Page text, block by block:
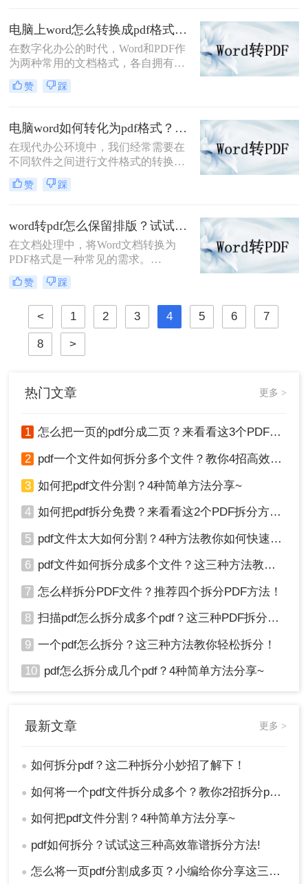
防止他人修改你的文件。那么，你可
能会问，电脑word怎么转化成pdf呢？
在本篇文章中，我将向您分享一些简
单而又实用的方法。
电脑上word怎么转换成pdf格式？教你三个转换方法！
在数字化办公的时代，Word和PDF作
为两种常用的文档格式，各自拥有其
独特的优势和应用场景。Word文档便
于编辑和修改，而PDF格式则更侧重
此，我们经常需要将Word文档转换为
PDF格式，以便在分享、打印或存档
时保持文档的原始布局和格式。本文
将详细介绍电脑上word怎么转换成pdf
格式，帮助您更好地应对各种办公需
求。
赞 踩
电脑word如何转化为pdf格式？分享三种文件格式转换方法！
在现代办公环境中，我们经常需要在
不同软件之间进行文件格式的转换。
其中，将Word文档转换为PDF格式是
一种常见的需求。PDF（Portable
跨设备的兼容性以及不易被篡改的特
性，成为了许多场合下的首选格式。
下面，我们将详细介绍电脑word如何
转化为pdf格式。
赞 踩
word转pdf怎么保留排版？试试这三个转换方法！
在文档处理中，将Word文档转换为
PDF格式是一种常见的需求。
PDF（Portable Document Format）文
件不仅具有跨平台和可读性强的优
点，而且能够确保文档内容的排版和
格式在不同设备和操作系统上保持一
致。然而，在进行Word转PDF的过程
中，有时会遇到排版变化的问题。本
赞 踩
< 1 2 3 4 5 6 7
8 >
热门文章 更多 >
1 怎么把一页的pdf分成二页？来看看这3个PDF拆分方法！
2 pdf一个文件如何拆分多个文件？教你4招高效又简单！
3 如何把pdf文件分割？4种简单方法分享~
4 如何把pdf拆分免费？来看看这2个PDF拆分方法！
5 pdf文件太大如何分割？4种方法教你如何快速拆分！
6 pdf文件如何拆分成多个文件？这三种方法教你轻松拆分！
7 怎么样拆分PDF文件？推荐四个拆分PDF方法！
8 扫描pdf怎么拆分成多个pdf？这三种PDF拆分方法轻松搞定！
9 一个pdf怎么拆分？这三种方法教你轻松拆分！
10 pdf怎么拆分成几个pdf？4种简单方法分享~
最新文章 更多 >
● 如何拆分pdf？这二种拆分小妙招了解下！
● 如何将一个pdf文件拆分成多个？教你2招拆分pdf！
● 如何把pdf文件分割？4种简单方法分享~
● pdf如何拆分？试试这三种高效靠谱拆分方法!
● 怎么将一页pdf分割成多页？小编给你分享这三种方法！